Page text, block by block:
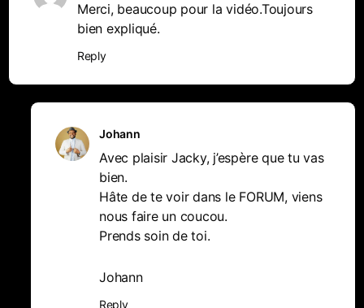
Merci, beaucoup pour la vidéo.Toujours
bien expliqué.
Reply
Johann
Avec plaisir Jacky, j’espère que tu vas
bien.
Hâte de te voir dans le FORUM, viens
nous faire un coucou.
Prends soin de toi.
Johann
Reply